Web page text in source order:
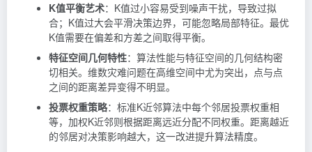
K值平衡艺术：K值过小容易受到噪声干扰，导致过拟
合；K值过大会平滑决策边界，可能忽略局部特征。最优
K值需要在偏差和方差之间取得平衡。
特征空间几何特性：算法性能与特征空间的几何结构密
切相关。维数灾难问题在高维空间中尤为突出，点与点
之间的距离差异变得不明显。
投票权重策略：标准K近邻算法中每个邻居投票权重相
等，加权K近邻则根据距离远近分配不同权重。距离越近
的邻居对决策影响越大，这一改进提升算法精度。